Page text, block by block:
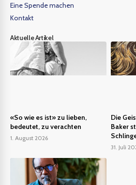
Eine Spende machen
Kontakt
Aktuelle Artikel
«So wie es ist» zu lieben,
bedeutet, zu verachten
1. August 2026
Die
Baker
31. Juli